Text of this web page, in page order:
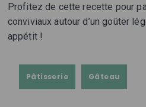
Profitez de cette recette pour
conviviaux autour d’un goûter
appétit !
Pâtisserie Gâteau